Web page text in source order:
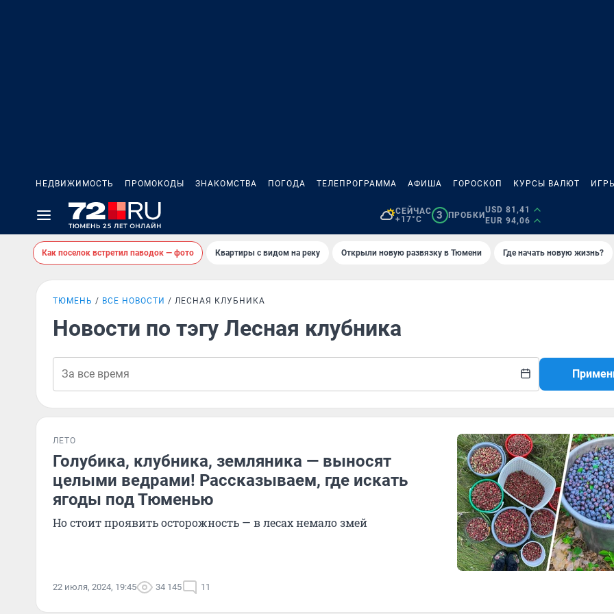
НЕДВИЖИМОСТЬ ПРОМОКОДЫ ЗНАКОМСТВА ПОГОДА ТЕЛЕПРОГРАММА АФИША ГОРОСКОП КУРСЫ ВАЛЮТ
СЕЙЧАС
+17°C
3 ПРОБКИ
USD 81,41
EUR 94,06
Как поселок встретил паводок — фото Квартиры с видом на реку Открыли новую развязку в Тюмени Где начать новую жизнь?
ТЮМЕНЬ ВСЕ НОВОСТИ ЛЕСНАЯ КЛУБНИКА
Новости по тэгу Лесная клубника
ЛЕТО
Голубика, клубника, земляника — выносят
целыми ведрами! Рассказываем, где искать
ягоды под Тюменью
Но стоит проявить осторожность — в лесах немало змей
22 июля, 2024, 19:45 34 145 11